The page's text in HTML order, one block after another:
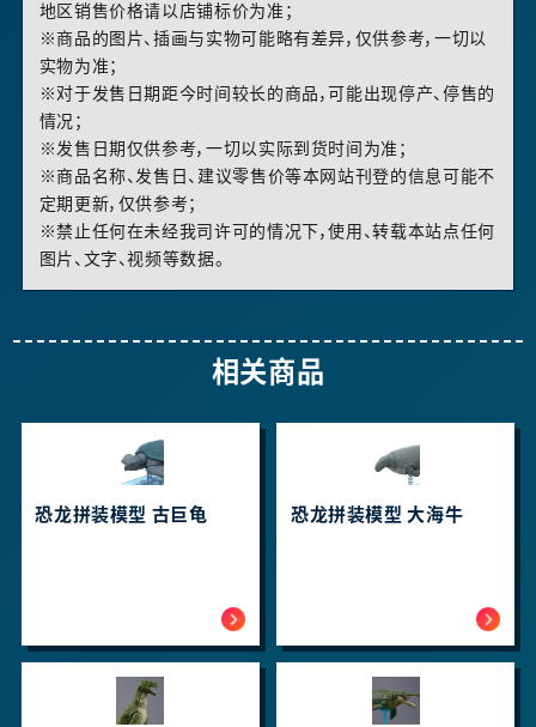
地区销售价格请以店铺标价为准；
※商品的图片、插画与实物可能略有差异，仅供参考，一切以
实物为准；
※对于发售日期距今时间较长的商品，可能出现停产、停售的
情况；
※发售日期仅供参考，一切以实际到货时间为准；
※商品名称、发售日、建议零售价等本网站刊登的信息可能不
定期更新，仅供参考；
※禁止任何在未经我司许可的情况下，使用、转载本站点任何
图片、文字、视频等数据。
相关商品
恐龙拼装模型 古巨龟 恐龙拼装模型 大海牛